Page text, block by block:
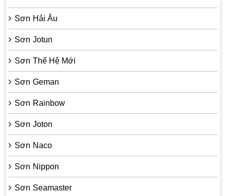
Sơn Hải Âu
Sơn Jotun
Sơn Thế Hệ Mới
Sơn Geman
Sơn Rainbow
Sơn Joton
Sơn Naco
Sơn Nippon
Sơn Seamaster